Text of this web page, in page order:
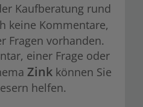
Kaufberatung rund
keine Kommentare,
Fragen vorhanden.
einer Frage oder
Zink können Sie
helfen.